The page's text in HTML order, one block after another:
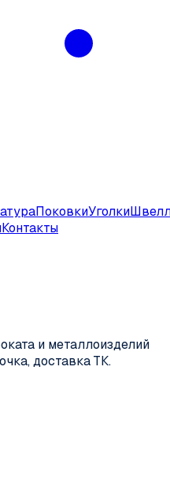
ПоковкиУголки
Контакты
и металлоизделий
доставка ТК.